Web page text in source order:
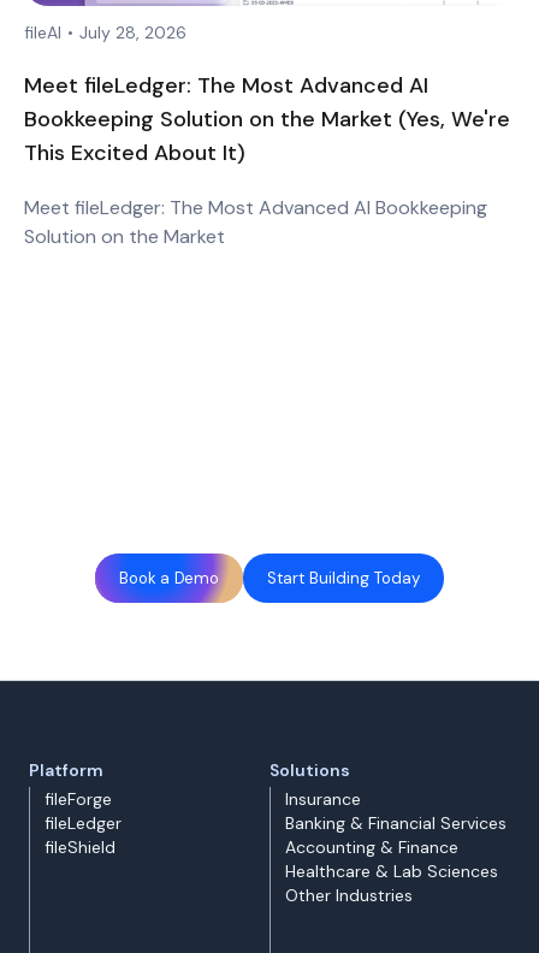
fileAI • July 28, 2026
Meet fileLedger: The Most Advanced AI
Bookkeeping Solution on the Market (Yes, We're
This Excited About It)
Meet fileLedger: The Most Advanced AI Bookkeeping
Solution on the Market
Book a Demo Start Building Today
Platform
fileForge
fileLedger
fileShield
Solutions
Insurance
Banking & Financial Services
Accounting & Finance
Healthcare & Lab Sciences
Other Industries